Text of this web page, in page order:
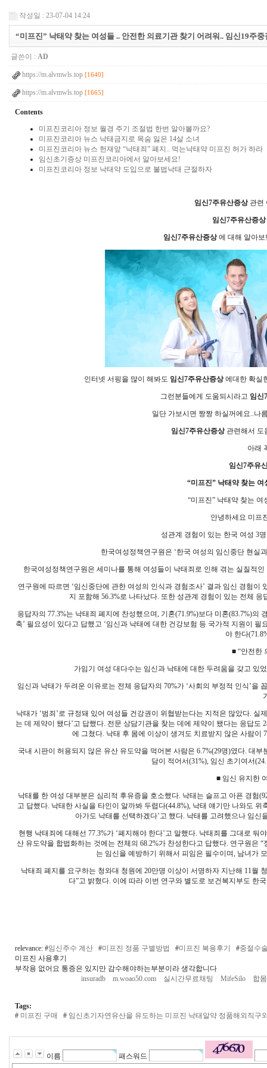
작성일 : 23-07-04 14:24
“미프진” 낙태약 찾는 여성들 .. 안전한 의료기관 찾기 어려워.. 임신19주
글쓴이 : AD
https://m.alvmwls.top [1640]
https://m.alvmwls.top [1665]
Contents
미프진코리아 정보 월경 주기 조절법 한번 알아볼까요?
미프진코리아 뉴스 낙태금지로 목숨 잃은 14살 소녀
미프진코리아 뉴스 헌재앞 “낙태죄” 폐지.. 먹는낙태약 미프진 허가 하라
임신초기증상 미프진코리아에서 알아보세요!
미프진코리아 정보 낙태약 도입으로 불법낙태 근절하자
임신7주유산증상관련
임신7주유산증상
임신7주유산증상에 대해 알아보
인터넷 서핑을 많이 해봐도 임신7주유산증상에대한 확실
그런분들에게 도움되시라고 임신
일단 가보시면 짱짱 하실꺼에요..나
임신7주유산증상관련해서 도
아래
임신7주유
“미프진” 낙태약 찾는
“미프진” 낙태약 찾는
안녕하세요 미프
성관계 경험이 있는 한국 여성 3
한국여성정책연구원은 ‘한국 여성의 임신중단 현실
한국여성정책연구원은 세미나를 통해 여성들이 낙태죄로 인해 겪는 실질적
연구원에 따르면 ‘임신중단에 관한 여성의 인식과 경험조사’ 결과 임신 경험이
지 포함해 56.3%로 나타났다. 또한 성관계 경험이 있는 전체
응답자의 77.3%는 낙태죄 폐지에 찬성했으며, 기혼(71.9%)보다 미혼(83.7%)
축’ 필요성이 있다고 답했고 ‘임신과 낙태에 대한 건강보험 등 국가적 지원이
야 한다
■ “안전한
가임기 여성 대다수는 임신과 낙태에 대한 두려움을 갖고 있
임신과 낙태가 두려운 이유로는 전체 응답자의 70%가 ‘사회의 부정적 인식’을
낙태가 ‘범죄’로 규정돼 있어 여성들 건강권이 위협받는다는 지적은 많았다.
는 데 제약이 됐다’고 답했다. 전문 상담기관을 찾는 데에 제약이 됐다는 응답
에 그쳤다. 낙태 후 몸에 이상이 생겨도 치료받지 않은 사람이
국내 시판이 허용되지 않은 유산 유도약을 먹어본 사람은 6.7%(29명)였다. 대
담이 적어서(31%), 임신 초기여서
■ 임신 유지한
낙태를 한 여성 대부분은 심리적 후유증을 호소했다. 낙태는 슬프고 아픈 경험
고 답했다. 낙태한 사실을 타인이 알까봐 두렵다(44.8%), 낙태 얘기만 나와도
아가도 낙태를 선택하겠다’고 했다. 낙태를 고려했으나 임신
현행 낙태죄에 대해선 77.3%가 ‘폐지해야 한다’고 말했다. 낙태죄를 그대로
산 유도약을 합법화하는 것에는 전체의 68.2%가 찬성한다고 답했다. 연구원은
는 임신을 예방하기 위해서 피임은 필수이며, 남녀가
낙태죄 폐지를 요구하는 청와대 청원에 20만명 이상이 서명하자 지난해 11월
다”고 밝혔다. 이에 따라 이번 연구와 별도로 보건복지부도 한
relevance: #임신주수 계산 #미프진 정품 구별방법 #미프진 복용후기 #중절수
미프진 사용후기
부작용 없어요 통증은 있지만 감수해야하는부분이라 생각합니다
insuradb
m.woao50.com 실시간무료채팅 MifeSilo 합
Tags:
# 미­프진 구매 # 임신초기자연유산을 유도하는 미프진 낙태알약 정품해외직구
이름 패스워드